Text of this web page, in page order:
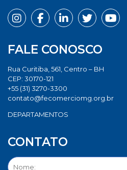
FALE CONOSCO
Rua Curitiba, 561, Centro – BH
CEP: 30170-121
+55 (31) 3270-3300
contato@fecomerciomg.org.br
DEPARTAMENTOS
CONTATO